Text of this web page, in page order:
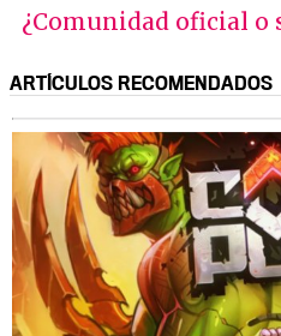
¿Comunidad oficial o
ARTÍCULOS RECOMENDADOS